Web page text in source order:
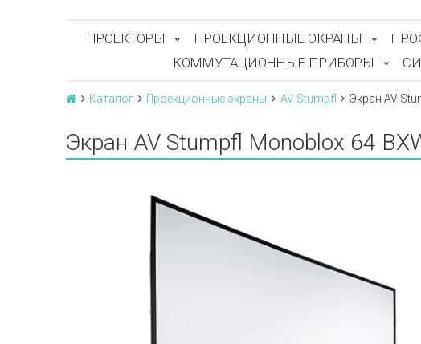
ПРОЕКТОРЫ ПРОЕКЦИОННЫЕ ЭКРАНЫ
КОММУТАЦИОННЫЕ ПРИБОРЫ
Каталог Проекционные экраны AV Stumpfl Экран AV
Экран AV Stumpfl Monoblox 64